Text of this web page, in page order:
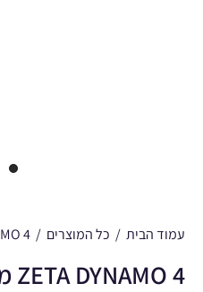
עמוד הבית / כל המוצרים /
ZETA DYNAMO 4 מסך מולטימדיה